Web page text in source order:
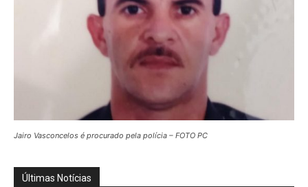
Jairo Vasconcelos é procurado pela polícia – FOTO PC
Últimas Notícias